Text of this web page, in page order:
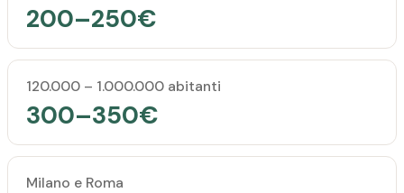
200–250€
120.000 – 1.000.000 abitanti
300–350€
Milano e Roma